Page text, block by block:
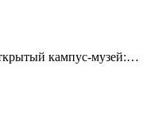
кампус-музей:…